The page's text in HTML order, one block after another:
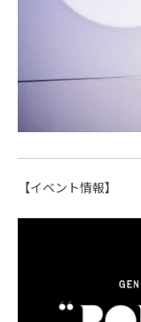
【イベント情報】